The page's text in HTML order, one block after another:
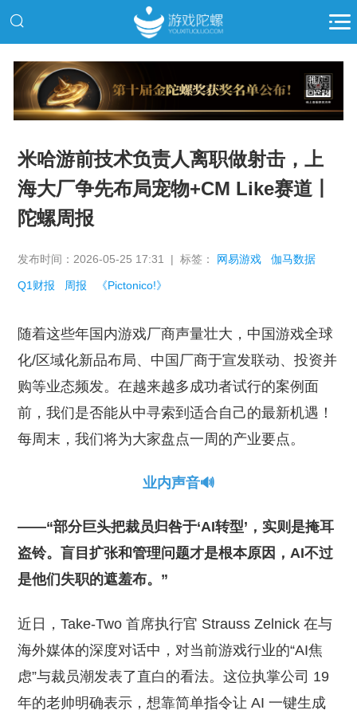
推广
米哈游前技术负责人离职做射击，上
海大厂争先布局宠物+CM Like赛道丨
陀螺周报
发布时间：2026-05-25 17:31 | 标签： 网易游戏 伽马数据
Q1财报 周报 《Pictonico!》
随着这些年国内游戏厂商声量壮大，中国游戏全球
化/区域化新品布局、中国厂商于宣发联动、投资并
购等业态频发。在越来越多成功者试行的案例面
前，我们是否能从中寻索到适合自己的最新机遇！
每周末，我们将为大家盘点一周的产业要点。
业内声音🔊
——“部分巨头把裁员归咎于‘AI转型’，实则是掩耳
盗铃。盲目扩张和管理问题才是根本原因，AI不过
是他们失职的遮羞布。”
近日，Take-Two 首席执行官 Strauss Zelnick 在与
海外媒体的深度对话中，对当前游戏行业的“AI焦
虑”与裁员潮发表了直白的看法。这位执掌公司 19
年的老帅明确表示，想靠简单指令让 AI 一键生成